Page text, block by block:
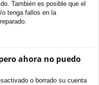
También es posible que el
tenga fallos en la
ahora no puedo
o borrado su cuenta